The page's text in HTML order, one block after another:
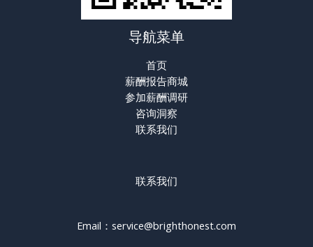
导航菜单
首页
薪酬报告商城
参加薪酬调研
咨询洞察
联系我们
联系我们
Email：service@brighthonest.com